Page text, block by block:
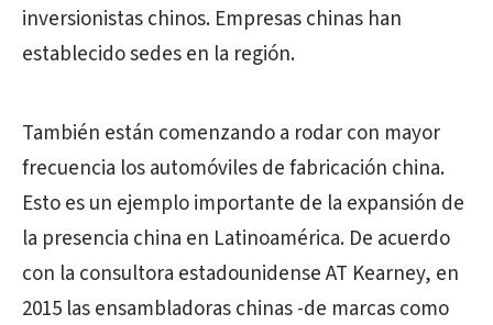
inversionistas chinos. Empresas chinas han
establecido sedes en la región.
También están comenzando a rodar con mayor
frecuencia los automóviles de fabricación china.
Esto es un ejemplo importante de la expansión de
la presencia china en Latinoamérica. De acuerdo
con la consultora estadounidense AT Kearney, en
2015 las ensambladoras chinas -de marcas como